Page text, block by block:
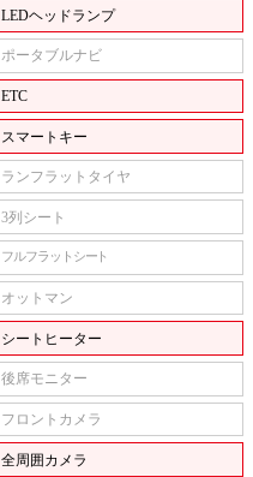
LEDヘッドランプ
ポータブルナビ
ETC
スマートキー
ランフラットタイヤ
3列シート
フルフラットシート
オットマン
シートヒーター
後席モニター
フロントカメラ
全周囲カメラ